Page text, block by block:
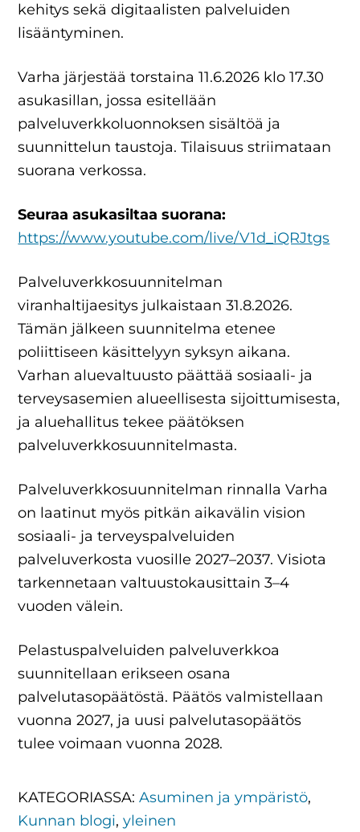
kehitys sekä digitaalisten palveluiden
lisääntyminen.
Varha järjestää torstaina 11.6.2026 klo 17.30
asukasillan, jossa esitellään
palveluverkkoluonnoksen sisältöä ja
suunnittelun taustoja. Tilaisuus striimataan
suorana verkossa.
Seuraa asukasiltaa suorana:
https://www.youtube.com/live/V1d_iQRJtgs
Palveluverkkosuunnitelman
viranhaltijaesitys julkaistaan 31.8.2026.
Tämän jälkeen suunnitelma etenee
poliittiseen käsittelyyn syksyn aikana.
Varhan aluevaltuusto päättää sosiaali- ja
terveysasemien alueellisesta sijoittumisesta,
ja aluehallitus tekee päätöksen
palveluverkkosuunnitelmasta.
Palveluverkkosuunnitelman rinnalla Varha
on laatinut myös pitkän aikavälin vision
sosiaali- ja terveyspalveluiden
palveluverkosta vuosille 2027–2037. Visiota
tarkennetaan valtuustokausittain 3–4
vuoden välein.
Pelastuspalveluiden palveluverkkoa
suunnitellaan erikseen osana
palvelutasopäätöstä. Päätös valmistellaan
vuonna 2027, ja uusi palvelutasopäätös
tulee voimaan vuonna 2028.
KATEGORIASSA:Asuminen ja ympäristö,
Kunnan blogi,yleinen